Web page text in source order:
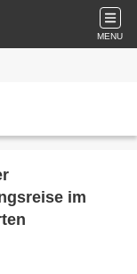
MENU
im